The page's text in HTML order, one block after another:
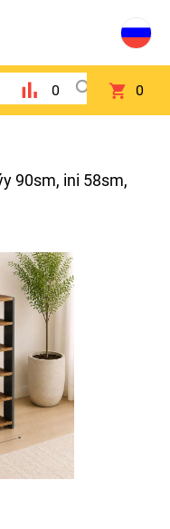
0 0
90sm, ini 58sm,